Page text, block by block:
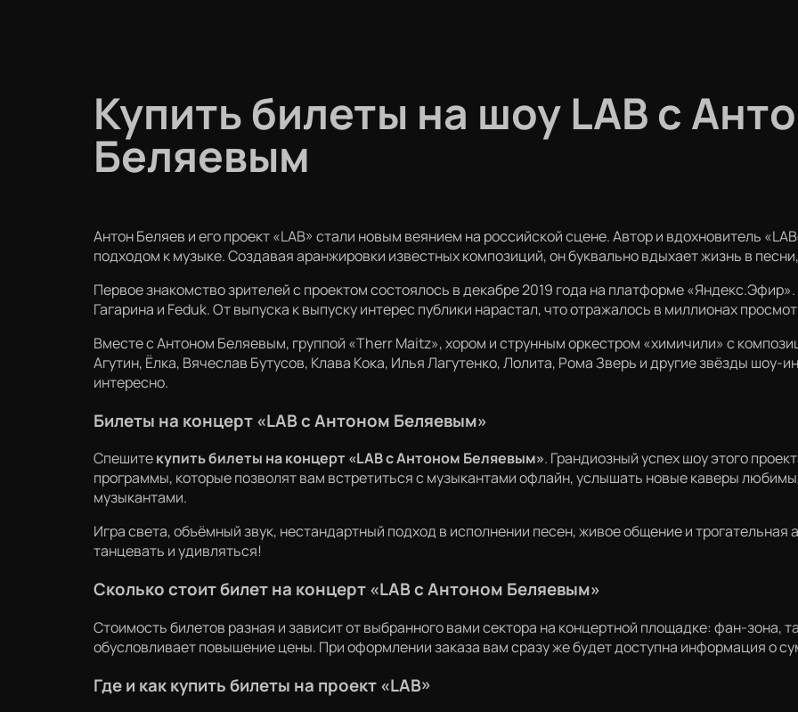
Купить билеты на шоу LAB с
Беляевым
Антон Беляев и его проект «LAB» стали новым веянием на российской сцене. Автор и вдохновитель
подходом к музыке. Создавая аранжировки известных композиций, он буквально вдыхает жизнь в
Первое знакомство зрителей с проектом состоялось в декабре 2019 года на платформе
Гагарина и Feduk. От выпуска к выпуску интерес публики нарастал, что отражалось в миллионах
Вместе с Антоном Беляевым, группой «Therr Maitz», хором и струнным оркестром «химичили» с
Агутин, Ёлка, Вячеслав Бутусов, Клава Кока, Илья Лагутенко, Лолита, Рома Зверь и другие звёзды шоу-
интересно.
Билеты на концерт «LAB с Антоном Беляевым»
Спешитекупить билеты на концерт «LAB с Антоном Беляевым». Грандиозный успех шоу этого
программы, которые позволят вам встретиться с музыкантами офлайн, услышать новые каверы
музыкантами.
Игра света, объёмный звук, нестандартный подход в исполнении песен, живое общение и
танцевать и удивляться!
Сколько стоит билет на концерт «LAB с Антоном Беляевым»
Стоимость билетов разная и зависит от выбранного вами сектора на концертной площадке: фан-зона,
обусловливает повышение цены. При оформлении заказа вам сразу же будет доступна информация о
Где и как купить билеты на проект «LAB»